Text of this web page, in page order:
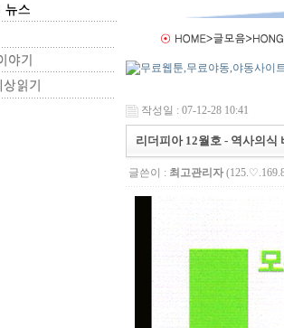
작성일 : 07-12-28 10:41
리더피아 12월호 - 역사의식
글쓴이 : 최고관리자